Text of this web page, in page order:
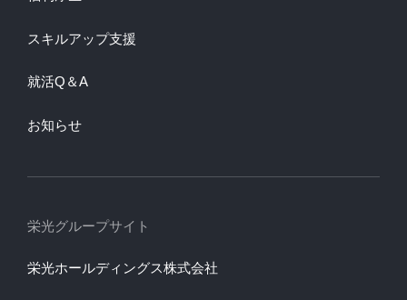
スキルアップ支援
就活Q＆A
お知らせ
栄光グループサイト
栄光ホールディングス株式会社